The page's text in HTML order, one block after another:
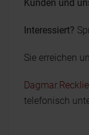
Kunden und
Interessiert?
Sie erreichen
telefonisch